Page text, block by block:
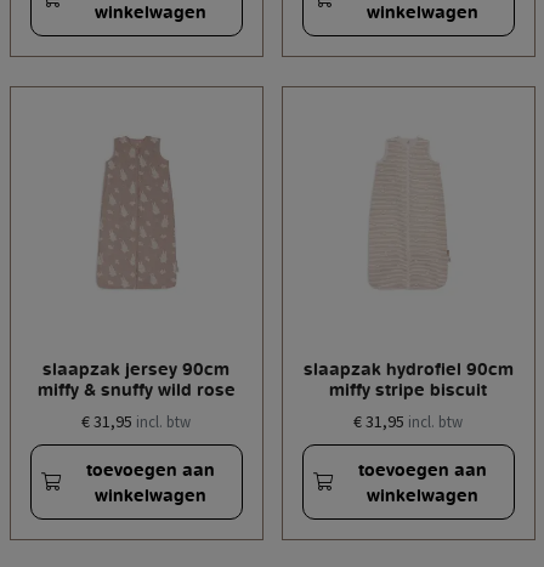
winkelwagen
winkelwagen
slaapzak jersey 90cm
miffy & snuffy wild rose
€ 31,95 incl. btw
toevoegen aan
winkelwagen
slaapzak hydrofiel 90cm
miffy stripe biscuit
€ 31,95 incl. btw
toevoegen aan
winkelwagen